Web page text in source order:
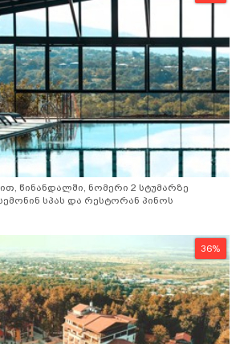
წინანდალში, ნომერი 2 სტუმარზე
სპას და რესტორან პინოს
36%